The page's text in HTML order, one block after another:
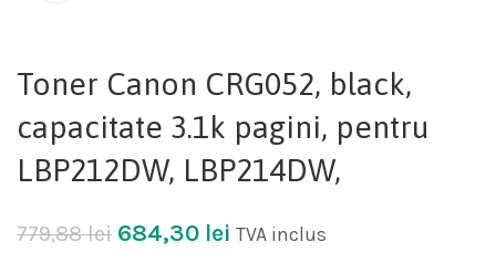
Toner Canon CRG052, black,
capacitate 3.1k pagini, pentru
LBP212DW, LBP214DW,
779,88lei 684,30 lei TVA inclus